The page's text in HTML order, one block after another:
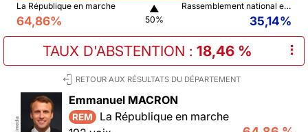
La République en marche
64,86%
▲
50%
Rassemblement national et ses alliés
35,14%
TAUX D'ABSTENTION : 18,46 % ⠇
RETOUR AUX RÉSULTATS DU DÉPARTEMENT
Emmanuel MACRON
REM
La République en marche